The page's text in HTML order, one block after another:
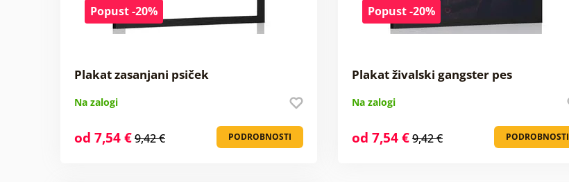
Popust -20%
Plakat zasanjani psiček
Na zalogi
PODROBNOSTI
od 7,54 €9,42 €
Popust -20%
Plakat živalski gangster pes
Na zalogi
PODROBNOSTI
od 7,54 €9,42 €